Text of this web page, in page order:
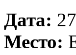
Дата:
Место: